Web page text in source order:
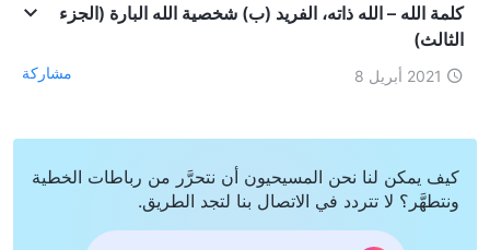
كلمة الله – الله ذاته، الفريد (ب) شخصية الله البارة (الجزء
الثالث)
2021 أبريل 8 مشاركة
كيف يمكن لنا نحن المسيحيون أن نتحرَّر من رباطات الخطية
ونتطهَّر؟ لا تتردد في الاتصال بنا لتجد الطريق.